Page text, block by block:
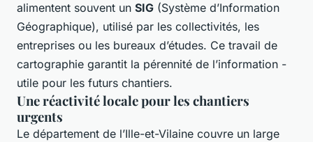
alimentent souvent un SIG (Système d’Information
Géographique), utilisé par les collectivités, les
entreprises ou les bureaux d’études. Ce travail de
cartographie garantit la pérennité de l’information -
utile pour les futurs chantiers.
Une réactivité locale pour les chantiers
urgents
Le département de l’Ille-et-Vilaine couvre un large